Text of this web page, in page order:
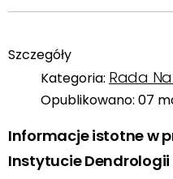
Szczegóły
Kategoria: Rada
Opublikowano: 07
Informacje istotne w
Instytucie Dendrologii